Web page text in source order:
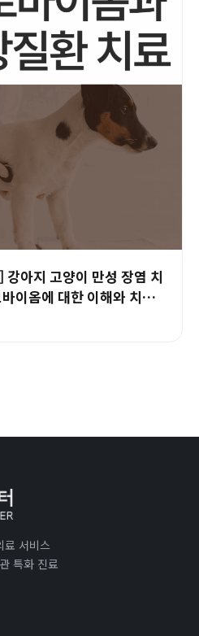
강아지 고양이 만성 장염 치
이옴에 대한 이해와 치료
컬센터
료 서비스
특화 진료